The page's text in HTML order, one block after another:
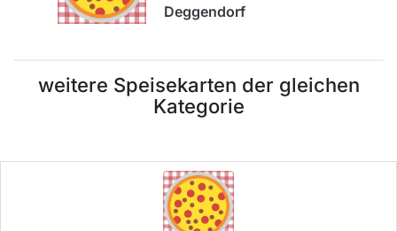
Deggendorf
weitere Speisekarten der gleichen
Kategorie